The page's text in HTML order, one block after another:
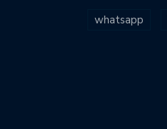
whatsapp